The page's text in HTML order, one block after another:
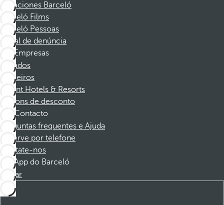
Vacaciones Barceló
Barceló Films
Barceló Pessoas
Canal de denúncia
Empresas
Afiliados
Parceiros
Dorint Hotels & Resorts
Cupons de desconto
Contacto
Perguntas frequentes e Ajuda
Reserve por telefone
Contate-nos
App do Barceló
Baixar